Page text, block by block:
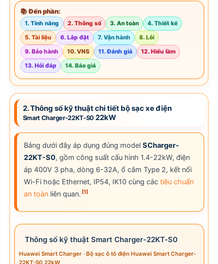
📚 Đến phần:
1. Tính năng 2. Thông số 3. An toàn 4. Thiết kế
5. Tài liệu 6. Lắp đặt 7. Vận hành 8. Lỗi
9. Bảo hành 10. VNS 11. Đánh giá 12. Hiểu lầm
13. Hỏi đáp 14. Báo giá
2. Thông số kỹ thuật chi tiết bộ sạc xe điện
Smart Charger-22KT-S0 22kW
Bảng dưới đây áp dụng đúng model SCharger-
22KT-S0, gồm công suất cấu hình 1.4-22kW, điện
áp 400V 3 pha, dòng 6-32A, ổ cắm Type 2, kết nối
Wi-Fi hoặc Ethernet, IP54, IK10 cùng các tiêu chuẩn
an toànliên quan. [1]
Thông số kỹ thuật Smart Charger-22KT-S0
Huawei Smart Charger · Bộ sạc ô tô điện Huawei Smart Charger-
22KT-S0 22kW